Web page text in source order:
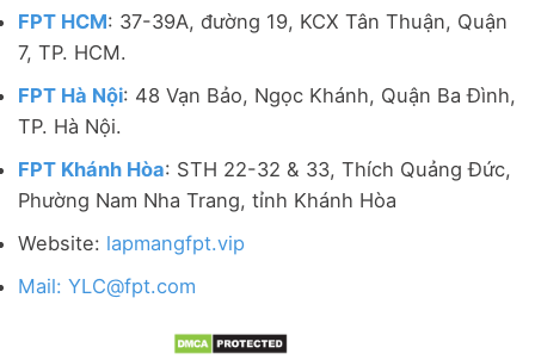
FPT HCM: 37-39A, đường 19, KCX Tân Thuận, Quận
7, TP. HCM.
FPT Hà Nội: 48 Vạn Bảo, Ngọc Khánh, Quận Ba Đình,
TP. Hà Nội.
FPT Khánh Hòa: STH 22-32 & 33, Thích Quảng Đức,
Phường Nam Nha Trang, tỉnh Khánh Hòa
Website: lapmangfpt.vip
Mail: YLC@fpt.com